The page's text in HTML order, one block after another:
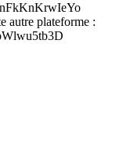
autre plateforme :